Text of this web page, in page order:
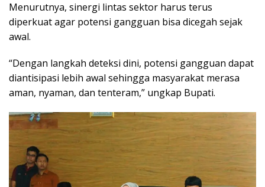
Menurutnya, sinergi lintas sektor harus terus
diperkuat agar potensi gangguan bisa dicegah sejak
awal.
“Dengan langkah deteksi dini, potensi gangguan dapat
diantisipasi lebih awal sehingga masyarakat merasa
aman, nyaman, dan tenteram,” ungkap Bupati.